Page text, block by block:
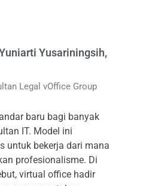
Yusariningsih,
Legal vOffice Group
baru bagi banyak
IT. Model ini
untuk bekerja dari mana
profesionalisme. Di
virtual office hadir